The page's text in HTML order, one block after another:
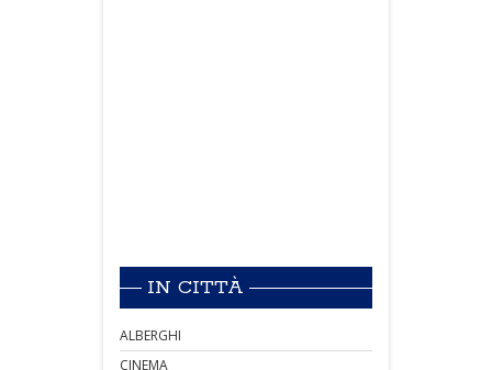
IN CITTÀ
ALBERGHI
CINEMA